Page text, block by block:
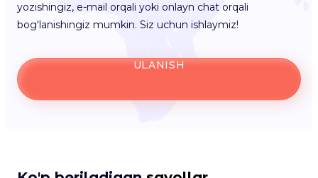
yozishingiz, e-mail orqali yoki onlayn chat orqali
bog'lanishingiz mumkin. Siz uchun ishlaymiz!
ULANISH